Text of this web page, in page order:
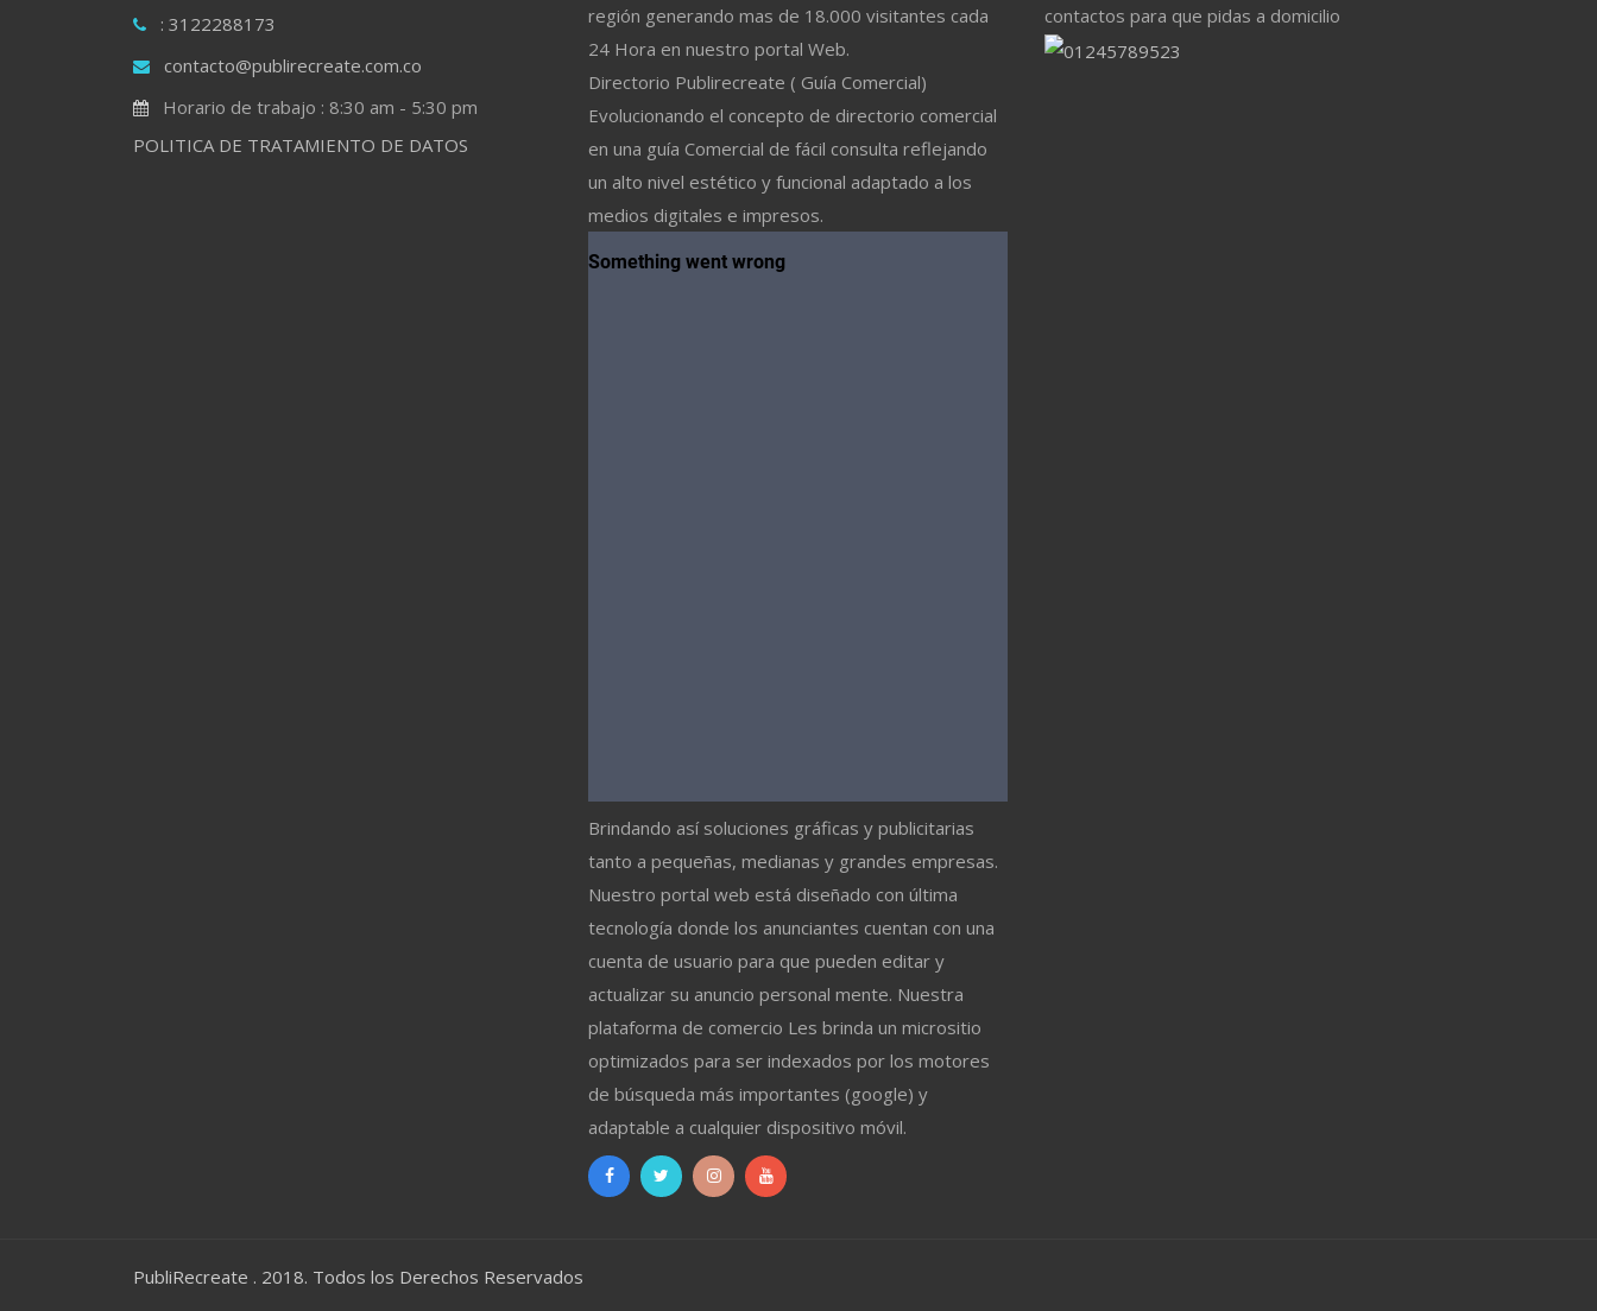
: 3122288173
contacto@publirecreate.com.co
Horario de trabajo : 8:30 am - 5:30 pm
POLITICA DE TRATAMIENTO DE DATOS
región generando mas de 18.000 visitantes cada
24 Hora en nuestro portal Web.
Directorio Publirecreate ( Guía Comercial)
Evolucionando el concepto de directorio comercial
en una guía Comercial de fácil consulta reflejando
un alto nivel estético y funcional adaptado a los
medios digitales e impresos.
Brindando así soluciones gráficas y publicitarias
tanto a pequeñas, medianas y grandes empresas.
Nuestro portal web está diseñado con última
tecnología donde los anunciantes cuentan con una
cuenta de usuario para que pueden editar y
actualizar su anuncio personal mente. Nuestra
plataforma de comercio Les brinda un micrositio
optimizados para ser indexados por los motores
de búsqueda más importantes (google) y
adaptable a cualquier dispositivo móvil.
contactos para que pidas a domicilio
PubliRecreate . 2018. Todos los Derechos Reservados